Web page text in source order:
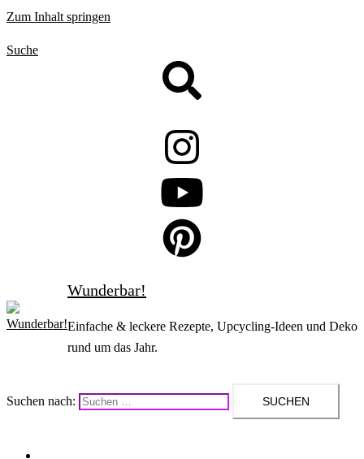
Zum Inhalt springen
Suche
Wunderbar!
Einfache & leckere Rezepte, Upcycling-Ideen und Deko
rund um das Jahr.
Suchen nach: